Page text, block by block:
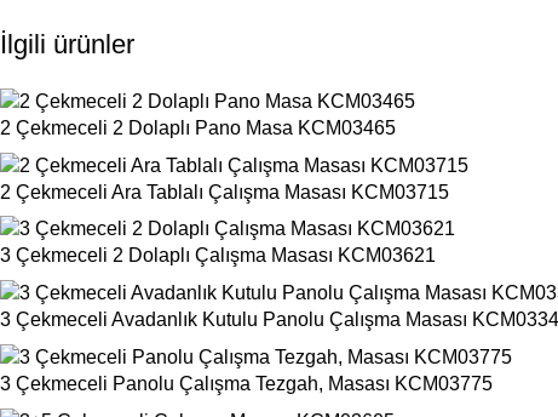
İlgili ürünler
2 Çekmeceli 2 Dolaplı Pano Masa KCM03465
2 Çekmeceli Ara Tablalı Çalışma Masası KCM03715
3 Çekmeceli 2 Dolaplı Çalışma Masası KCM03621
3 Çekmeceli Avadanlık Kutulu Panolu Çalışma Masası
3 Çekmeceli Panolu Çalışma Tezgah, Masası KCM03775